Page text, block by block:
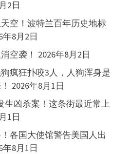
2日
空！波特兰百年历史地标
年8月2日
空袭！ 2026年8月2日
疯狂扑咬3人，人狗浑身是
2026年8月1日
生凶杀案！这条街最近常上
1日
各国大使馆警告美国人出
年8月1日